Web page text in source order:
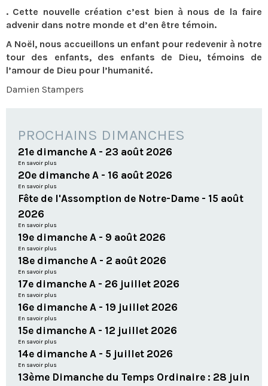
. Cette nouvelle création c’est bien à nous de la faire
advenir dans notre monde et d’en être témoin.
A Noël, nous accueillons un enfant pour redevenir à notre
tour des enfants, des enfants de Dieu, témoins de
l’amour de Dieu pour l’humanité.
Damien Stampers
PROCHAINS DIMANCHES
21e dimanche A - 23 août 2026
En savoir plus
20e dimanche A - 16 août 2026
En savoir plus
Fête de l'Assomption de Notre-Dame - 15 août
2026
En savoir plus
19e dimanche A - 9 août 2026
En savoir plus
18e dimanche A - 2 août 2026
En savoir plus
17e dimanche A - 26 juillet 2026
En savoir plus
16e dimanche A - 19 juillet 2026
En savoir plus
15e dimanche A - 12 juillet 2026
En savoir plus
14e dimanche A - 5 juillet 2026
En savoir plus
13ème Dimanche du Temps Ordinaire : 28 juin